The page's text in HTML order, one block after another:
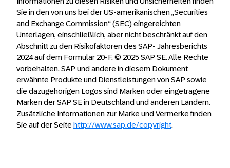
Sie in den von uns bei der US-amerikanischen „Securities
and Exchange Commission“ (SEC) eingereichten
Unterlagen, einschließlich, aber nicht beschränkt auf den
Abschnitt zu den Risikofaktoren des SAP- Jahresberichts
2024 auf dem Formular 20-F. © 2025 SAP SE. Alle Rechte
vorbehalten. SAP und andere in diesem Dokument
erwähnte Produkte und Dienstleistungen von SAP sowie
die dazugehörigen Logos sind Marken oder eingetragene
Marken der SAP SE in Deutschland und anderen Ländern.
Zusätzliche Informationen zur Marke und Vermerke finden
Sie auf der Seite http://www.sap.de/copyright.